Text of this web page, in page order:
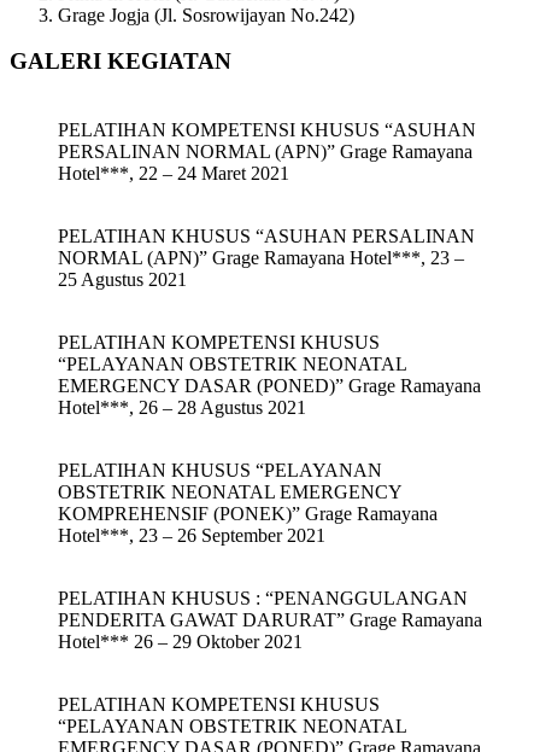
Grage Jogja (Jl. Sosrowijayan No.242)
GALERI KEGIATAN
PELATIHAN KOMPETENSI KHUSUS “ASUHAN
PERSALINAN NORMAL (APN)” Grage Ramayana
Hotel***, 22 – 24 Maret 2021
PELATIHAN KHUSUS “ASUHAN PERSALINAN
NORMAL (APN)” Grage Ramayana Hotel***, 23 –
25 Agustus 2021
PELATIHAN KOMPETENSI KHUSUS
“PELAYANAN OBSTETRIK NEONATAL
EMERGENCY DASAR (PONED)” Grage Ramayana
Hotel***, 26 – 28 Agustus 2021
PELATIHAN KHUSUS “PELAYANAN
OBSTETRIK NEONATAL EMERGENCY
KOMPREHENSIF (PONEK)” Grage Ramayana
Hotel***, 23 – 26 September 2021
PELATIHAN KHUSUS : “PENANGGULANGAN
PENDERITA GAWAT DARURAT” Grage Ramayana
Hotel*** 26 – 29 Oktober 2021
PELATIHAN KOMPETENSI KHUSUS
“PELAYANAN OBSTETRIK NEONATAL